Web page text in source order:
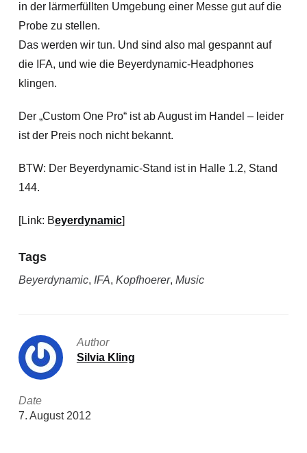
in der lärmerfüllten Umgebung einer Messe gut auf die
Probe zu stellen.
Das werden wir tun. Und sind also mal gespannt auf
die IFA, und wie die Beyerdynamic-Headphones
klingen.
Der „Custom One Pro“ ist ab August im Handel – leider
ist der Preis noch nicht bekannt.
BTW: Der Beyerdynamic-Stand ist in Halle 1.2, Stand
144.
[Link: Beyerdynamic]
Tags
Beyerdynamic, IFA, Kopfhoerer, Music
Author
Silvia Kling
Date
7. August 2012